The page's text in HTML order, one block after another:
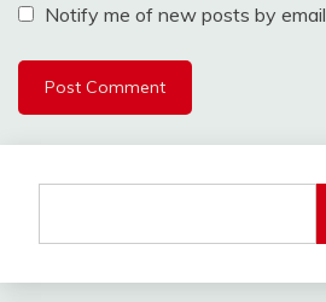
Notify me of new posts by email.